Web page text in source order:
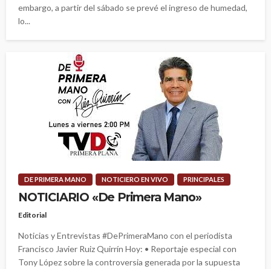
embargo, a partir del sábado se prevé el ingreso de humedad,
lo...
DE PRIMERA MANO NOTICIERO EN VIVO PRINCIPALES
NOTICIARIO «De Primera Mano»
Editorial
Noticias y Entrevistas #DePrimeraMano con el periodista
Francisco Javier Ruiz Quirrín Hoy: • Reportaje especial con
Tony López sobre la controversia generada por la supuesta